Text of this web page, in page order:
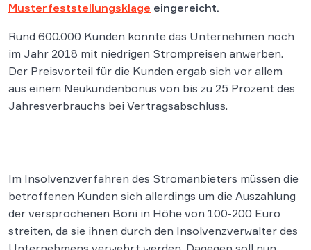
Musterfeststellungsklage eingereicht.
Rund 600.000 Kunden konnte das Unternehmen noch
im Jahr 2018 mit niedrigen Strompreisen anwerben.
Der Preisvorteil für die Kunden ergab sich vor allem
aus einem Neukundenbonus von bis zu 25 Prozent des
Jahresverbrauchs bei Vertragsabschluss.
Im Insolvenzverfahren des Stromanbieters müssen die
betroffenen Kunden sich allerdings um die Auszahlung
der versprochenen Boni in Höhe von 100-200 Euro
streiten, da sie ihnen durch den Insolvenzverwalter des